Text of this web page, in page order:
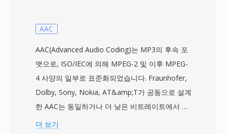
성하는 등 극도로 낮은 대역폭 조건에 맞게 설계되
공간이 제한된 기기에서의 모바일 비디오 촬영에
특히 효율적입니다. 이 컨테이너는 다중 트랙, 자
막을 위한 시간 지정 텍스트, 임베디드 메타데이터
를 지원합니다. 주요 장점 중 하나는 2000년대 중
반 CDMA 단말기와의 거의 보편적인 호환성으로,
다양한 모바일 기기에서 안정적인 재생을 보장합
AAC
AAC(Advanced Audio Coding)는 MP3의 후속 포
맷으로, ISO/IEC에 의해 MPEG-2 및 이후 MPEG-
4 사양의 일부로 표준화되었습니다. Fraunhofer,
Dolby, Sony, Nokia, AT&amp;T가 공동으로 설계
한 AAC는 동일하거나 더 낮은 비트레이트에서 우
수한 음질을 제공합니다 — 96 kbps AAC 스트림
더 보기